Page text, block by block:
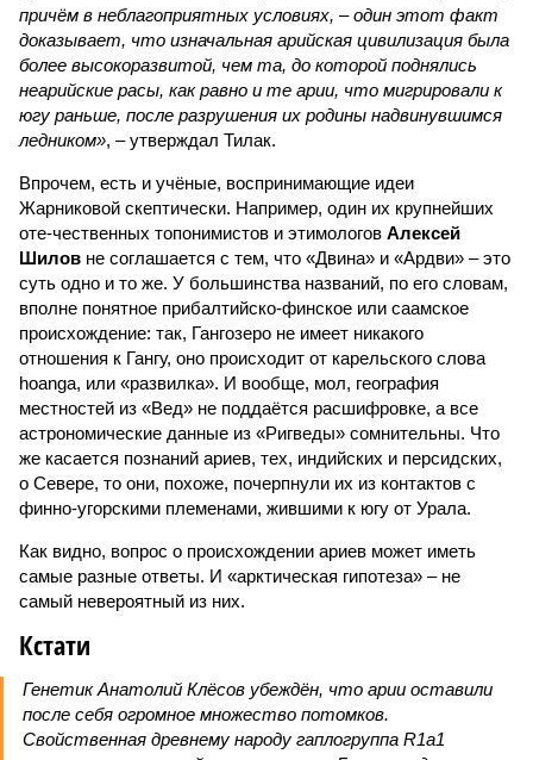
причём в неблагоприятных условиях, – один этот факт
доказывает, что изначальная арийская цивилизация была
более высокоразвитой, чем та, до которой поднялись
неарийские расы, как равно и те арии, что мигрировали к
югу раньше, после разрушения их родины надвинувшимся
ледником», – утверждал Тилак.
Впрочем, есть и учёные, воспринимающие идеи
Жарниковой скептически. Например, один их крупнейших
оте-чественных топонимистов и этимологов Алексей
Шилов не соглашается с тем, что «Двина» и «Ардви» – это
суть одно и то же. У большинства названий, по его словам,
вполне понятное прибалтийско-финское или саамское
происхождение: так, Гангозеро не имеет никакого
отношения к Гангу, оно происходит от карельского слова
hoanga, или «развилка». И вообще, мол, география
местностей из «Вед» не поддаётся расшифровке, а все
астрономические данные из «Ригведы» сомнительны. Что
же касается познаний ариев, тех, индийских и персидских,
о Севере, то они, похоже, почерпнули их из контактов с
финно-угорскими племенами, жившими к югу от Урала.
Как видно, вопрос о происхождении ариев может иметь
самые разные ответы. И «арктическая гипотеза» – не
самый невероятный из них.
Кстати
Генетик Анатолий Клёсов убеждён, что арии оставили
после себя огромное множество потомков.
Свойственная древнему народу гаплогруппа R1a1